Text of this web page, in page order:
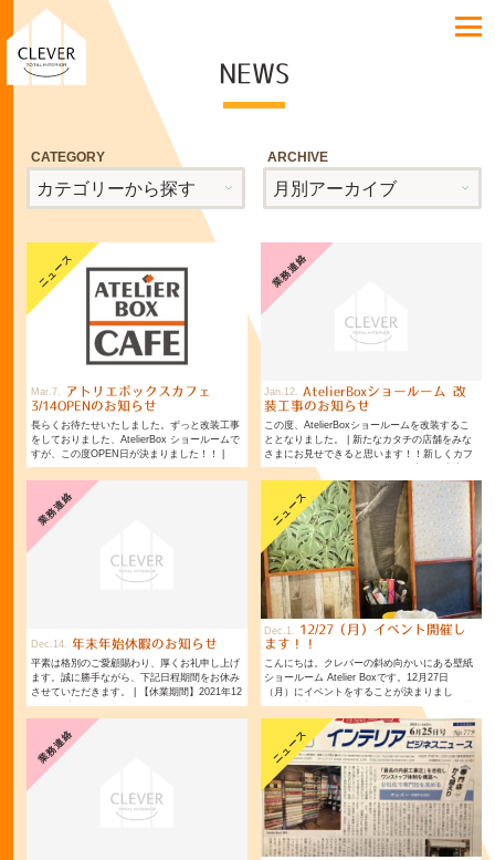
NEWS
CATEGORY ARCHIVE
ニュース
Mar 7
アトリエボックスカフェ
3/14OPENのお知らせ
長らくお待たせいたしました。ずっと改装工事
をしておりました、AtelierBox ショールームで
すが、この度OPEN日が決まりました！！ |
3/14（月）13時より
業務連絡
Jan 12
AtelierBoxショールーム 改
装工事のお知らせ
この度、AtelierBoxショールームを改装するこ
ととなりました。 | 新たなカタチの店舗をみな
さまにお見せできると思います！！新しくカフ
ェも併設しますので、より多くの方にご来店い
ただければ嬉しいです。
業務連絡
Dec 14 年末年始休暇のお知らせ
平素は格別のご愛顧賜わり、厚くお礼申し上げ
ます。誠に勝手ながら、下記日程期間をお休み
させていただきます。 | 【休業期間】2021年12
月29日(水)～2022年1月3日(月)
ニュース
Dec 1
12/27（月）イベント開催し
ます！！
こんにちは。クレバーの斜め向かいにある壁紙
ショールーム Atelier Boxです。12月27日
（月）にイベントをすることが決まりまし
た！！参加人数に限りがございますので、お早
めのご予約をおすすめいたします。
業務連絡 ニュース